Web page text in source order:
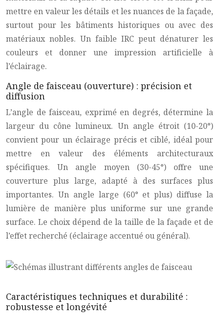
mettre en valeur les détails et les nuances de la façade,
surtout pour les bâtiments historiques ou avec des
matériaux nobles. Un faible IRC peut dénaturer les
couleurs et donner une impression artificielle à
l’éclairage.
Angle de faisceau (ouverture) : précision et
diffusion
L’angle de faisceau, exprimé en degrés, détermine la
largeur du cône lumineux. Un angle étroit (10-20°)
convient pour un éclairage précis et ciblé, idéal pour
mettre en valeur des éléments architecturaux
spécifiques. Un angle moyen (30-45°) offre une
couverture plus large, adapté à des surfaces plus
importantes. Un angle large (60° et plus) diffuse la
lumière de manière plus uniforme sur une grande
surface. Le choix dépend de la taille de la façade et de
l’effet recherché (éclairage accentué ou général).
Caractéristiques techniques et durabilité :
robustesse et longévité